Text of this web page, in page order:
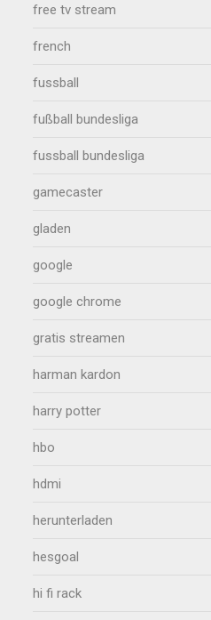
free tv stream
french
fussball
fußball bundesliga
fussball bundesliga
gamecaster
gladen
google
google chrome
gratis streamen
harman kardon
harry potter
hbo
hdmi
herunterladen
hesgoal
hi fi rack